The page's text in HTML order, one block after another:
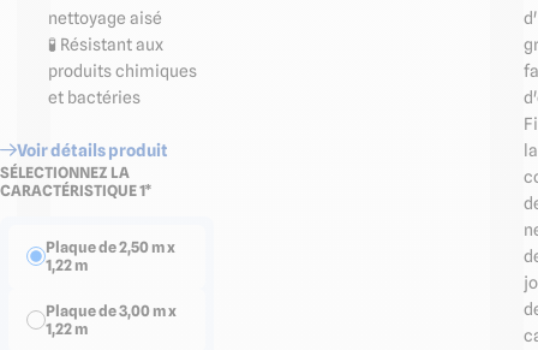
nettoyage aisé
🧪 Résistant aux
produits chimiques
et bactéries
Voir détails produit
SÉLECTIONNEZ LA
CARACTÉRISTIQUE 1*
Plaque de 2,50 m x
1,22 m
Plaque de 3,00 m x
1,22 m
la